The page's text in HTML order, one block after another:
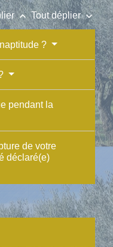
keyboard_arrow_up Tout déplierkeyboard_arrow_down
?
pendant la
de votre
déclaré(e)